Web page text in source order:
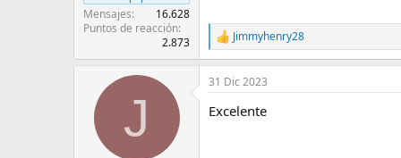
Mensajes
16.628
Puntos de reacción
2.873
R
e
a
c
i
Jimmyhenry28
J
31 Dic 2023
Excelente